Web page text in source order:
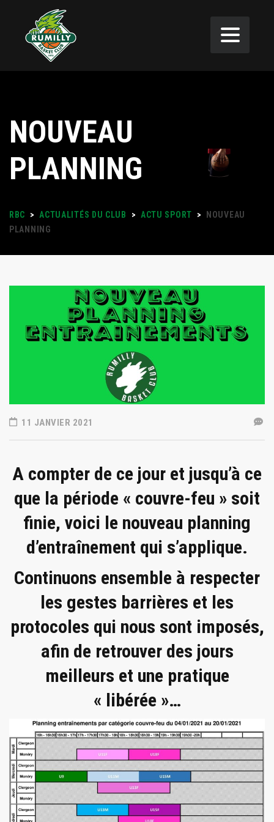
NOUVEAU
PLANNING
RBC > ACTUALITÉS DU CLUB > ACTU SPORT >
NOUVEAU
PLANNING
11 JANVIER 2021
A compter de ce jour et jusqu’à ce
que la période « couvre-feu » soit
finie, voici le nouveau planning
d’entraînement qui s’applique.
Continuons ensemble à respecter
les gestes barrières et les
protocoles qui nous sont imposés,
afin de retrouver des jours
meilleurs et une pratique
« libérée »…